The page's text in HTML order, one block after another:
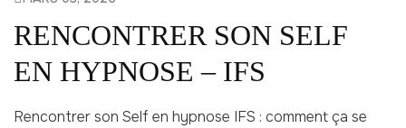
RENCONTRER SON SELF
EN HYPNOSE – IFS
Rencontrer son Self en hypnose IFS : comment ça se